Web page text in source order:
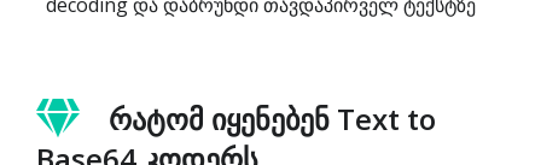
რატომ იყენებენ Text to